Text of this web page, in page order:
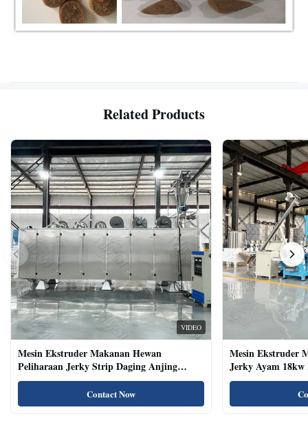
Related Products
VIDEO
Mesin Ekstruder Makanan Hewan
Peliharaan Jerky Strip Daging Anjing
Dengan Sistem Baki Otomatis
Contact Now
Mesin Ekstruder
Jerky Ayam
Kucing Kering